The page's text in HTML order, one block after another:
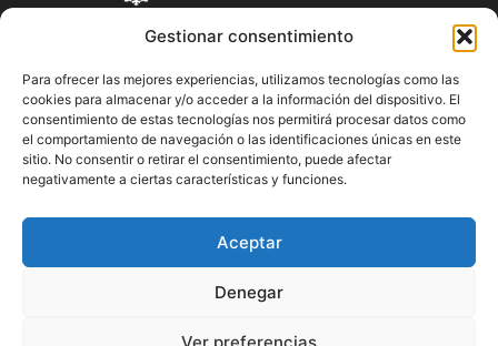
Gestionar consentimiento
Para ofrecer las mejores experiencias, utilizamos tecnologías como las
cookies para almacenar y/o acceder a la información del dispositivo. El
consentimiento de estas tecnologías nos permitirá procesar datos como
el comportamiento de navegación o las identificaciones únicas en este
sitio. No consentir o retirar el consentimiento, puede afectar
negativamente a ciertas características y funciones.
Aceptar
Denegar
Ver preferencias
SOBRE NOSOTROS
"Descubre en Justicia.com.es información relevante sobre la
justicia española. Obtén consejos jurídicos, conoce las leyes
y encuentra información útil sobre temas legales en este
blog dedicado a la justicia en España.
SÍGUENOS